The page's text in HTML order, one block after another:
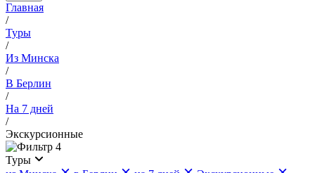
Главная
/
Туры
/
Из Минска
/
В Берлин
/
На 7 дней
/
Экскурсионные
4
Туры